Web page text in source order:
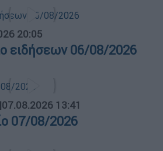
20:05
ειδήσεων 06/08/2026
|07.08.2026 13:41
07/08/2026